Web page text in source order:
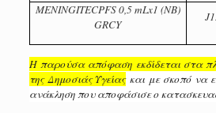
MΕNΙNGITECPFS 0,5 mLx1 (NB)
GRCY
Η παρούσα απόφαση εκδίδεται στα
της Δημοσιάς Υγείαςκαι με σκοπό να
ανάκληση που αποφάσισε ο